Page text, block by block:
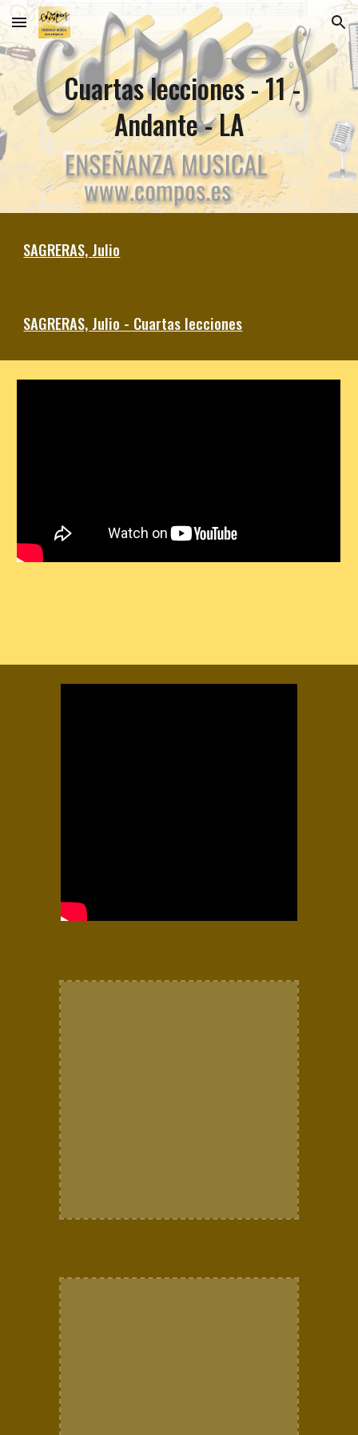
Skip to main content Skip to navigation
Cuartas lecciones -11 -
Andante - LA
SAGRERAS, Julio
SAGRERAS, Julio - Cuartas lecciones